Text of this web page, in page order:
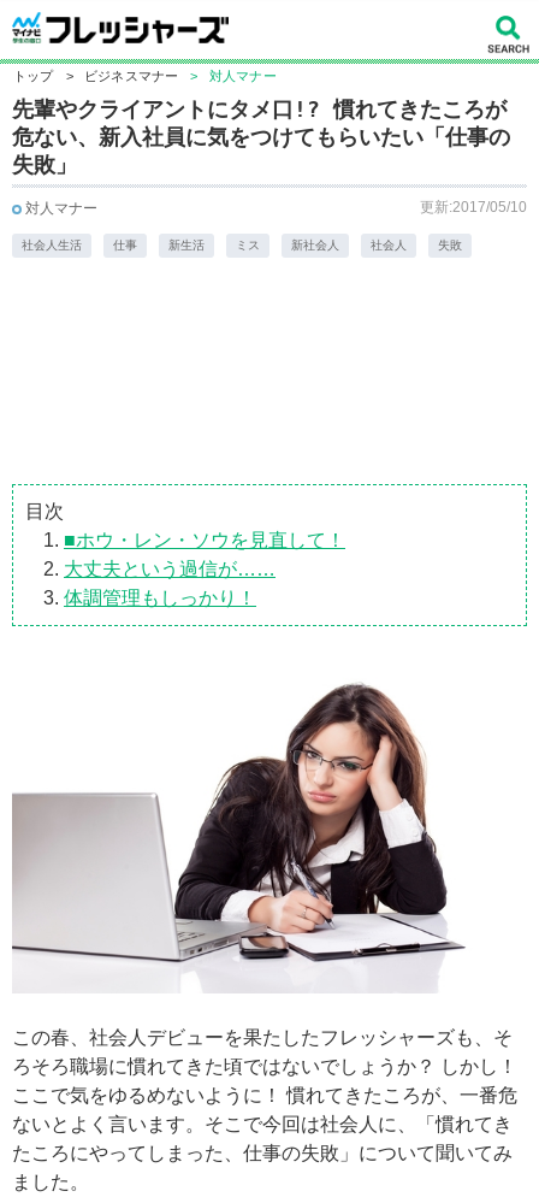
トップ > ビジネスマナー > 対人マナー
先輩やクライアントにタメ口!? 慣れてきたころが
危ない、新入社員に気をつけてもらいたい「仕事の
失敗」
対人マナー 更新:2017/05/10
社会人生活 仕事 新生活 ミス 新社会人 社会人 失敗
目次
■ホウ・レン・ソウを見直して！
大丈夫という過信が……
体調管理もしっかり！
この春、社会人デビューを果たしたフレッシャーズも、そ
ろそろ職場に慣れてきた頃ではないでしょうか？ しかし！
ここで気をゆるめないように！ 慣れてきたころが、一番危
ないとよく言います。そこで今回は社会人に、「慣れてき
たころにやってしまった、仕事の失敗」について聞いてみ
ました。